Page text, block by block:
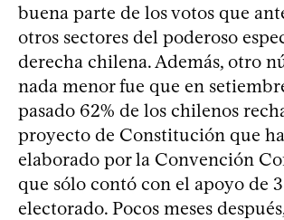
buena parte de los votos que
otros sectores del poderoso
derecha chilena. Además, otro
nada menor fue que en
pasado 62% de los chilenos
proyecto de Constitución que
elaborado por la Convención
que sólo contó con el apoyo de
electorado. Pocos meses